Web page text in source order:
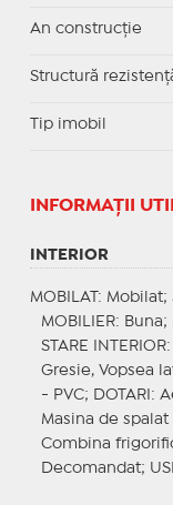
An construcție
Structură
Tip imobil
INFORMAŢII
INTERIOR
MOBILAT : Mobilat;
MOBILIER: Buna;
STARE INTERIOR:
Gresie, Vopsea
- PVC;
DOTARI :
Masina de
Combina
Decomandat;